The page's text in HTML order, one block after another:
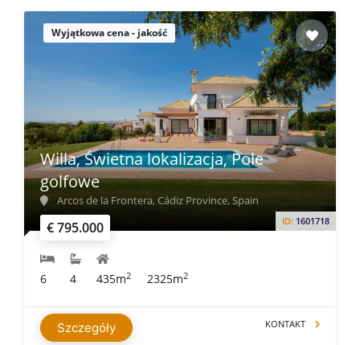
Wyjątkowa cena - jakość
€ 795.000 ID: 1601718
Willa, Świetna lokalizacja, Pole
golfowe
Arcos de la Frontera, Cádiz Province, Spain
6 4 435m2 2325m2
Szczegóły KONTAKT